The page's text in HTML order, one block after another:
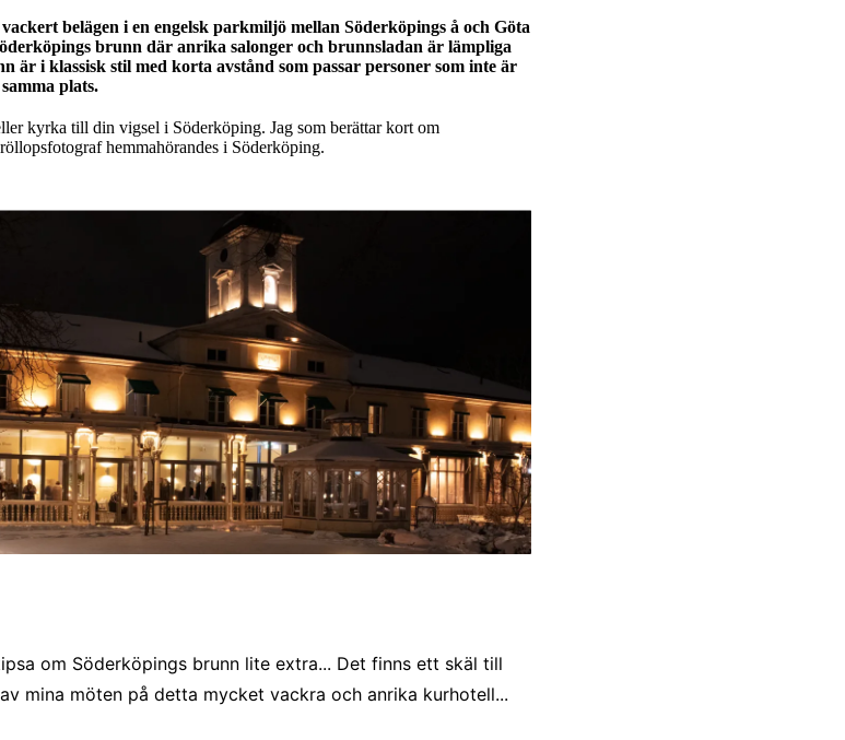
belägen i en engelsk parkmiljö mellan Söderköpings å och Göta
brunn där anrika salonger och brunnsladan är lämpliga
är i klassisk stil med korta avstånd som passar personer som inte är
plats.
kyrka till din vigsel i Söderköping. Jag som berättar kort om
hemmahörandes i Söderköping.
om Söderköpings brunn lite extra... Det finns ett skäl till
mina möten på detta mycket vackra och anrika kurhotell...